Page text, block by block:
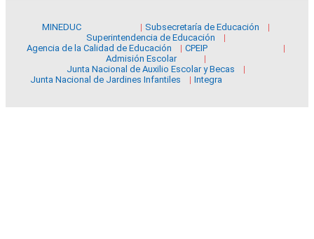
MINEDUC
Subsecretaría de Educación
Superintendencia de Educación
Agencia de la Calidad de Educación
CPEIP
Admisión Escolar
Junta Nacional de Auxilio Escolar y Becas
Junta Nacional de Jardines Infantiles
Integra